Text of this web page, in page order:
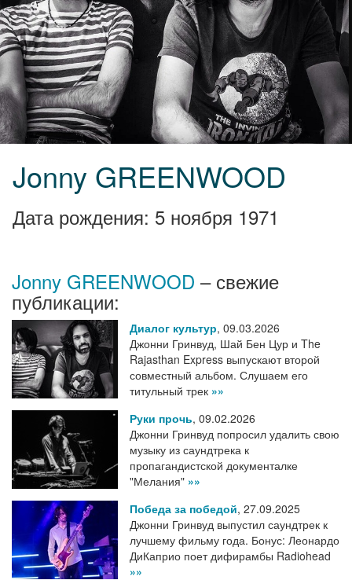
Jonny GREENWOOD
Дата рождения: 5 ноября 1971
Jonny GREENWOOD – свежие
публикации:
Диалог культур, 09.03.2026
Джонни Гринвуд, Шай Бен Цур и The
Rajasthan Express выпускают второй
совместный альбом. Слушаем его
титульный трек »»
Руки прочь, 09.02.2026
Джонни Гринвуд попросил удалить свою
музыку из саундтрека к
пропагандистской документалке
"Мелания" »»
Победа за победой, 27.09.2025
Джонни Гринвуд выпустил саундтрек к
лучшему фильму года. Бонус: Леонардо
ДиКаприо поет дифирамбы Radiohead
»»